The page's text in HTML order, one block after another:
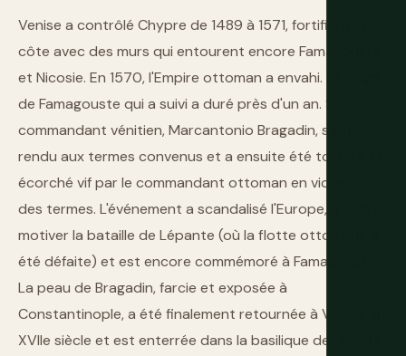
Venise a contrôlé Chypre de 1489 à 1571, fortifiant la
côte avec des murs qui entourent encore Famagouste
et Nicosie. En 1570, l'Empire ottoman a envahi. Le siège
de Famagouste qui a suivi a duré près d'un an. Son
commandant vénitien, Marcantonio Bragadin, s'est
rendu aux termes convenus et a ensuite été torturé et
écorché vif par le commandant ottoman en violation
des termes. L'événement a scandalisé l'Europe, a aidé à
motiver la bataille de Lépante (où la flotte ottomane a
été défaite) et est encore commémoré à Famagouste.
La peau de Bragadin, farcie et exposée à
Constantinople, a été finalement retournée à Venise au
XVIIe siècle et est enterrée dans la basilique des Saints